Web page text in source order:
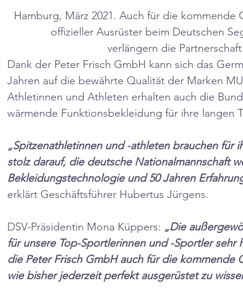
Hamburg, März 2021. Auch für die
offizieller Ausrüster beim Deutschen
verlängern die
Dank der Peter Frisch GmbH kann sich das
Jahren auf die bewährte Qualität der Marken
Athletinnen und Athleten erhalten auch die
wärmende Funktionsbekleidung für ihre langen
„Spitzenathletinnen und -athleten brauchen
stolz darauf, die deutsche Nationalmannschaft
Bekleidungstechnologie und 50 Jahren
erklärt Geschäftsführer Hubertus Jürgens.
DSV-Präsidentin Mona Küppers: „Die
für unsere Top-Sportlerinnen und -Sportler
die Peter Frisch GmbH auch für die kommende
wie bisher jederzeit perfekt ausgerüstet zu